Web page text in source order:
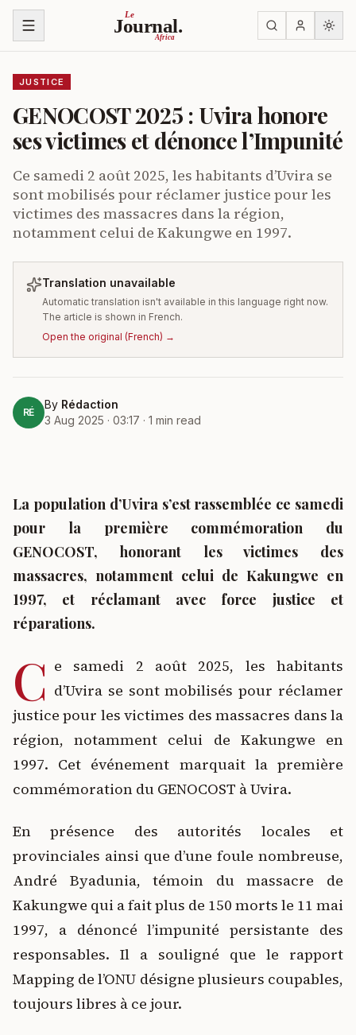
Skip to content Le
Journal.
Africa
JUSTICE
GENOCOST 2025 : Uvira honore
ses victimes et dénonce l’Impunité
Ce samedi 2 août 2025, les habitants d’Uvira se
sont mobilisés pour réclamer justice pour les
victimes des massacres dans la région,
notamment celui de Kakungwe en 1997.
Translation unavailable
Automatic translation isn't available in this language right now.
The article is shown in French.
Open the original (French) →
RÉ
By Rédaction
3 Aug 2025 · 03:17 · 1 min read
La population d’Uvira s’est rassemblée ce samedi
pour la première commémoration du
GENOCOST, honorant les victimes des
massacres, notamment celui de Kakungwe en
1997, et réclamant avec force justice et
réparations.
C e samedi 2 août 2025, les habitants
d’Uvira se sont mobilisés pour réclamer
justice pour les victimes des massacres dans la
région, notamment celui de Kakungwe en
1997. Cet événement marquait la première
commémoration du GENOCOST à Uvira.
En présence des autorités locales et
provinciales ainsi que d’une foule nombreuse,
André Byadunia, témoin du massacre de
Kakungwe qui a fait plus de 150 morts le 11 mai
1997, a dénoncé l’impunité persistante des
responsables. Il a souligné que le rapport
Mapping de l’ONU désigne plusieurs coupables,
toujours libres à ce jour.